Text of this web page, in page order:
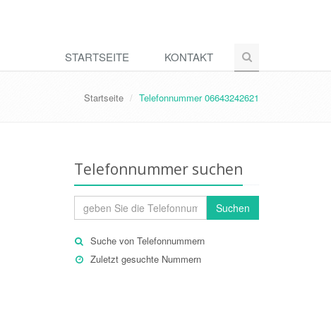
STARTSEITE KONTAKT
Startseite Telefonnummer 06643242621
Telefonnummer suchen
Suchen
Suche von Telefonnummern
Zuletzt gesuchte Nummern